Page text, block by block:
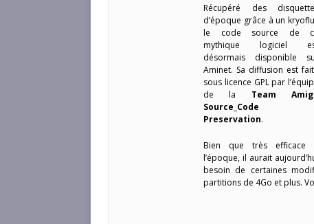
Récupéré des
d’époque grâce à un
le code source de
mythique logiciel
désormais disponible
Aminet. Sa diffusion est
sous licence GPL par
de la Team
Source_Code
Preservation.
Bien que très efficace
l’époque, il aurait
besoin de certaines
partitions de 4Go et plus.